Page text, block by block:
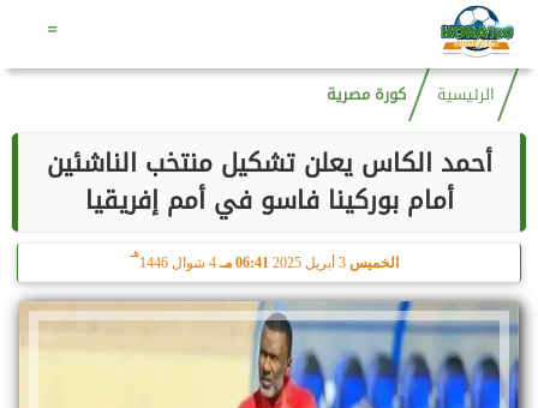
=
الرئيسية كورة مصرية
أحمد الكاس يعلن تشكيل منتخب الناشئين
أمام بوركينا فاسو في أمم إفريقيا
الخميس 06:41 مـ 4 شوال 1446
هـ